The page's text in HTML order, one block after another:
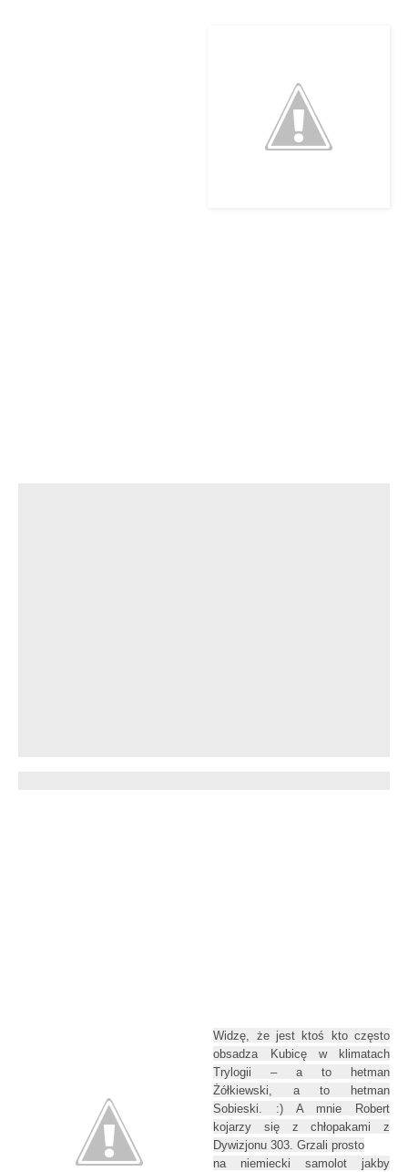
Widzę, że jest ktoś kto często
obsadza Kubicę w klimatach
Trylogii – a to hetman
Żółkiewski, a to hetman
Sobieski. :) A mnie Robert
kojarzy się z chłopakami z
Dywizjonu 303. Grzali prosto
na niemiecki samolot jakby